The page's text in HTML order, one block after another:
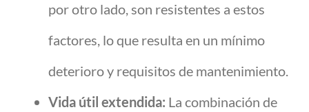
por otro lado, son resistentes a estos
factores, lo que resulta en un mínimo
deterioro y requisitos de mantenimiento.
Vida útil extendida: La combinación de